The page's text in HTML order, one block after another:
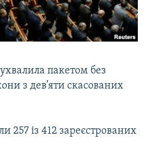
пакетом без
з дев’яти скасованих
257 із 412 зареєстрованих